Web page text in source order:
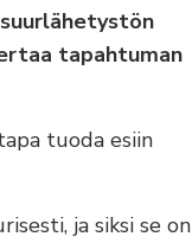
tapahtuman
tuoda esiin
ja siksi se on